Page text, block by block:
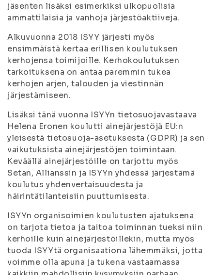
jäsenten lisäksi esimerkiksi ulkopuolisia
ammattilaisia ja vanhoja järjestöaktiiveja.
Alkuvuonna 2018 ISYY järjesti myös
ensimmäistä kertaa erillisen koulutuksen
kerhojensa toimijoille. Kerhokoulutuksen
tarkoituksena on antaa paremmin tukea
kerhojen arjen, talouden ja viestinnän
järjestämiseen.
Lisäksi tänä vuonna ISYYn tietosuojavastaava
Helena Eronen koulutti ainejärjestöjä EU:n
yleisestä tietosuoja-asetuksesta (GDPR) ja sen
vaikutuksista ainejärjestöjen toimintaan.
Keväällä ainejärjestöille on tarjottu myös
Setan, Allianssin ja ISYYn yhdessä järjestämä
koulutus yhdenvertaisuudesta ja
häirintätilanteisiin puuttumisesta.
ISYYn organisoimien koulutusten ajatuksena
on tarjota tietoa ja taitoa toiminnan tueksi niin
kerhoille kuin ainejärjestöillekin, mutta myös
tuoda ISYYtä organisaationa lähemmäksi, jotta
voimme olla apuna ja tukena vastaamassa